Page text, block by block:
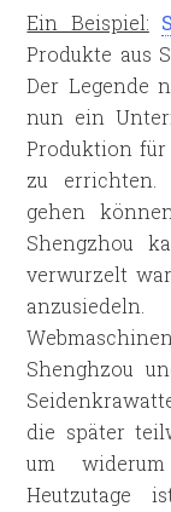
Ein Beispiel:
Produkte aus
Der Legende
nun ein
Produktion
zu errichten.
gehen
Shengzhou
verwurzelt
Shenghzou
die später
um
Heutzutage